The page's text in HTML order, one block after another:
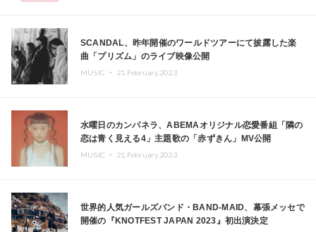
SCANDAL、昨年開催のワールドツアーにて披露した楽
曲「プリズム」のライブ映像公開
MUSIC ・ 21.February.2023
水曜日のカンパネラ、ABEMAオリジナル恋愛番組「隣の
恋は青く見える4」主題歌の「赤ずきん」MV公開
MUSIC ・ 21.February.2023
世界的人気ガールズバンド・BAND-MAID、幕張メッセで
開催の『KNOTFEST JAPAN 2023』初出演決定